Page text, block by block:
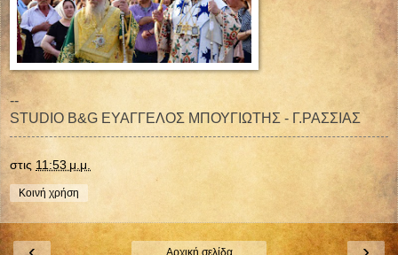
--
STUDIO B&G ΕΥΑΓΓΕΛΟΣ ΜΠΟΥΓΙΩΤΗΣ - Γ.ΡΑΣΣΙΑΣ
στις 11:53 μ.μ.
Κοινή χρήση